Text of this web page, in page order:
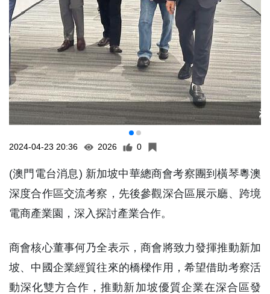
2024-04-23 20:36 2026 0
(澳門電台消息) 新加坡中華總商會考察團到橫琴粵澳
深度合作區交流考察，先後參觀深合區展示廳、跨境
電商產業園，深入探討產業合作。
商會核心董事何乃全表示，商會將致力發揮推動新加
坡、中國企業經貿往來的橋樑作用，希望借助考察活
動深化雙方合作，推動新加坡優質企業在深合區發